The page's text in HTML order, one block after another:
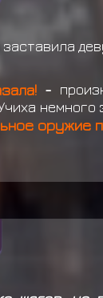
-
оружие